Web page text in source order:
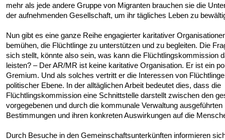
mehr als jede andere Gruppe von Migranten brauchen sie die
der aufnehmenden Gesellschaft, um ihr tägliches Leben zu
Nun gibt es eine ganze Reihe engagierter karitativer
bemühen, die Flüchtlinge zu unterstützen und zu begleiten. Die
sich stellt, könnte also sein, was kann die Flüchtlingskommission
leisten? – Der AR/MR ist keine karitative Organisation. Er ist ein
Gremium. Und als solches vertritt er die Interessen von
politischer Ebene. In der alltäglichen Arbeit bedeutet dies, dass die
Flüchtlingskommission eine Schnittstelle darstellt zwischen den
vorgegebenen und durch die kommunale Verwaltung ausgeführten
Bestimmungen und ihren konkreten Auswirkungen auf die
Durch Besuche in den Gemeinschaftsunterkünften informieren